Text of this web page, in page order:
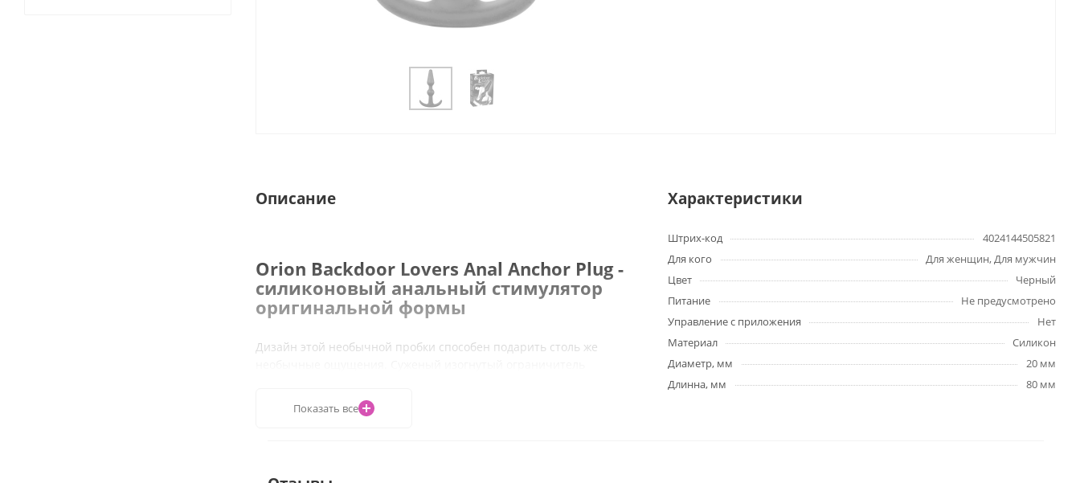
Описание
Orion Backdoor Lovers Anal Anchor Plug -
силиконовый анальный стимулятор
оригинальной формы
Дизайн этой необычной пробки способен подарить столь же
Стимулятор изготовлен из очень приятного, бархатистого и
безопасного для здоровья силикона. Подходит для длительного
Показать все
Характеристики
Штрих-код
4024144505821
Для кого
Для женщин, Для мужчин
Цвет
Черный
Питание
Не предусмотрено
Управление с приложения
Нет
Материал
Силикон
Диаметр, мм
20 мм
Длинна, мм
80 мм